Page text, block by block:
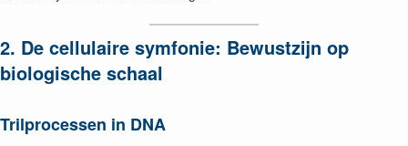
2. De cellulaire symfonie: Bewustzijn op
biologische schaal
Trilprocessen in DNA